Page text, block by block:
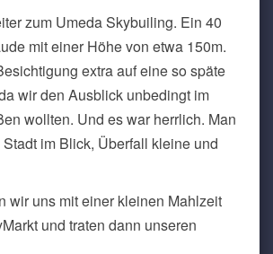
zum Umeda Skybuiling. Ein 40
mit einer Höhe von etwa 150m.
extra auf eine so späte
wir den Ausblick unbedingt im
wollten. Und es war herrlich. Man
im Blick, Überfall kleine und
wir uns mit einer kleinen Mahlzeit
und traten dann unseren